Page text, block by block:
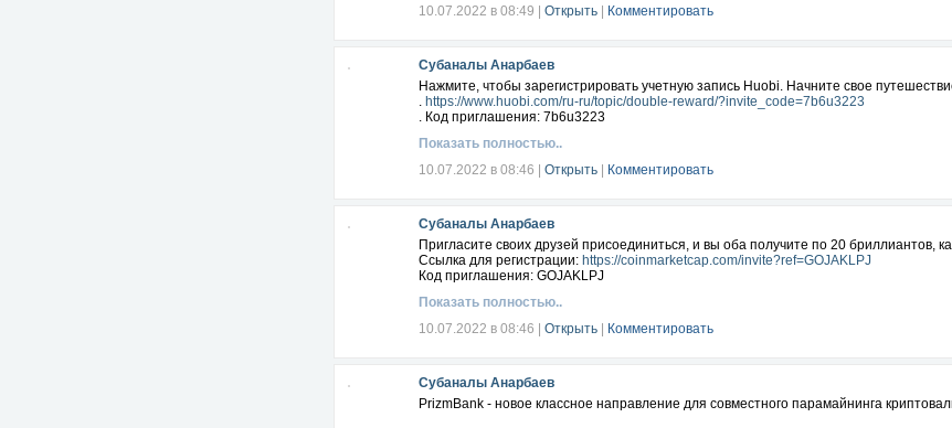
10.07.2022 в 08:49
Открыть Комментировать
Субаналы Анарбаев
Нажмите, чтобы зарегистрировать учетную запись Huobi. Начните свое
. https://www.huobi.com/ru-ru/topic/double-reward/?invite_code=7b6u3223
. Код приглашения: 7b6u3223
Показать полностью..
10.07.2022 в 08:46
Открыть Комментировать
Субаналы Анарбаев
Пригласите своих друзей присоединиться, и вы оба получите по 20 бриллиантов,
Ссылка для регистрации: https://coinmarketcap.com/invite?ref=GOJAKLPJ
Код приглашения: GOJAKLPJ
Показать полностью..
10.07.2022 в 08:46
Открыть Комментировать
Субаналы Анарбаев
PrizmBank - новое классное направление для совместного парамайнинга